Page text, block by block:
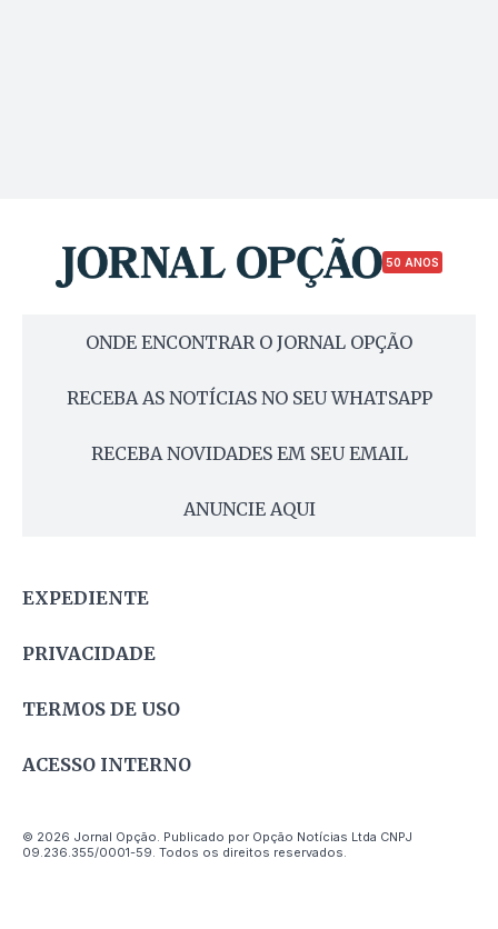
50 ANOS
ONDE ENCONTRAR O JORNAL OPÇÃO
RECEBA AS NOTÍCIAS NO SEU WHATSAPP
RECEBA NOVIDADES EM SEU EMAIL
ANUNCIE AQUI
EXPEDIENTE
PRIVACIDADE
TERMOS DE USO
ACESSO INTERNO
© 2026 Jornal Opção. Publicado por Opção Notícias Ltda CNPJ
09.236.355/0001-59. Todos os direitos reservados.